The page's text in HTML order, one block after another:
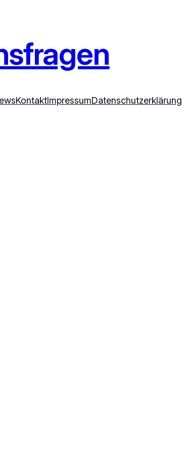
KontaktImpressumDatenschutzerklärung